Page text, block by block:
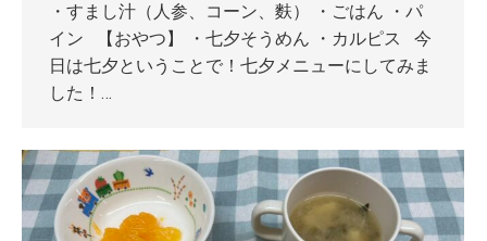
・すまし汁（人参、コーン、麩） ・ごはん ・パ
イン 【おやつ】 ・七夕そうめん ・カルピス 今
日は七夕ということで！七夕メニューにしてみま
した！…